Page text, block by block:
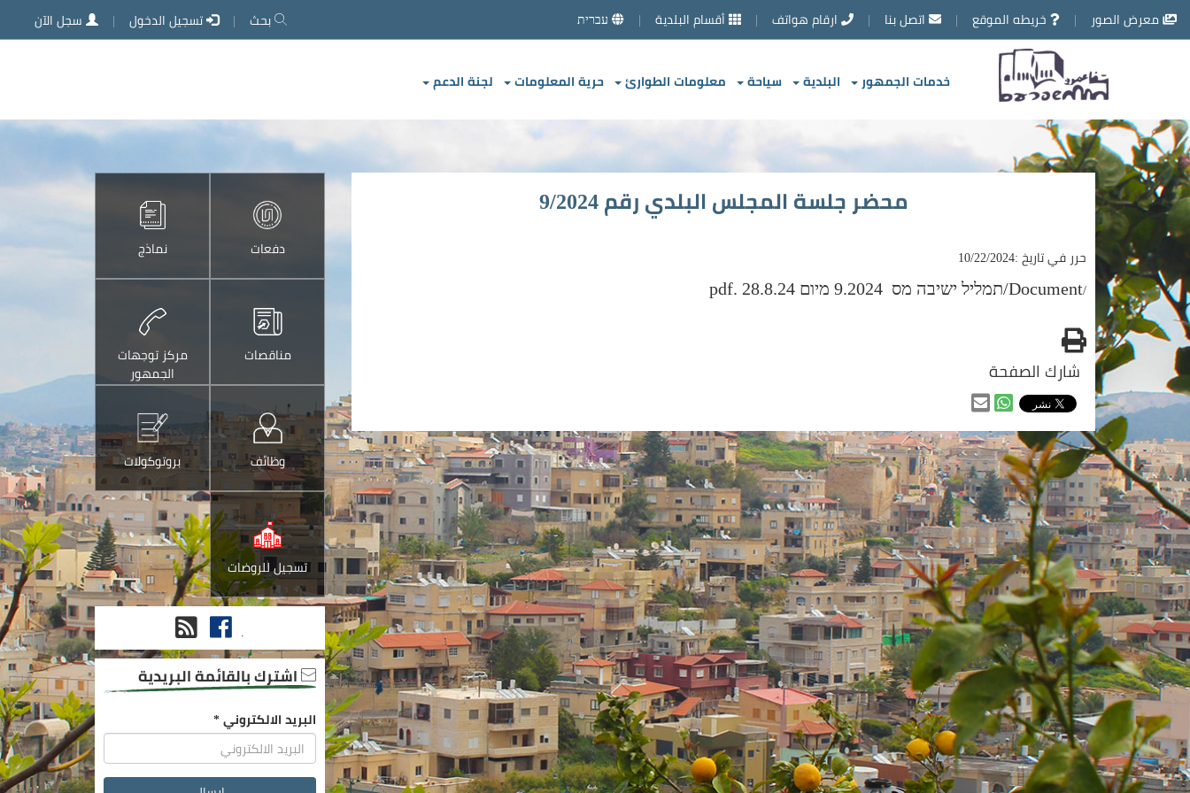
تخطي
إلى
محتوى
معرض الصور خريطه الموقع اتصل بنا ارقام هواتف أقسام البلدية עברית بحث تسجيل الدخول سجل الآن
خدمات الجمهور البلدية سياحة معلومات الطوارئ حرية المعلومات لجنة الدعم
محضر جلسة المجلس البلدي رقم 9/2024
حرر في تاريخ :10/22/2024
/Document/תמליל ישיבה מס 9.2024 מיום 28.8.24 .pdf
طباعه
شارك الصفحة
مشاركه
من
خلال
الواتس
اب
مشاركه
من
خلال
ارسالها
عبر
البريد
الالكتروني
دفعات نماذج
مناقصات
مركز توجهات
الجمهور
وظائف بروتوكولات
تسجيل للروضات
. فيس
بوك
RSS
اشترك بالقائمة البريدية
البريد الالكتروني*